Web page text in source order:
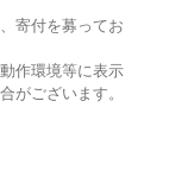
寄付を募ってお
作環境等に表示
がございます。